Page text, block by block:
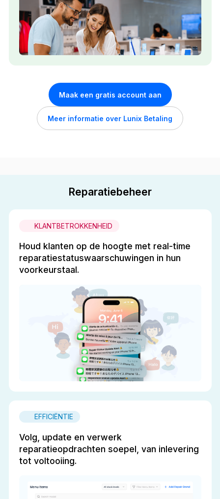
Maak een gratis account aan
Meer informatie over Lunix Betaling
Reparatiebeheer
KLANTBETROKKENHEID
Houd klanten op de hoogte met real-time
reparatiestatuswaarschuwingen in hun
voorkeurstaal.
EFFICIËNTIE
Volg, update en verwerk
reparatieopdrachten soepel, van inlevering
tot voltooiing.